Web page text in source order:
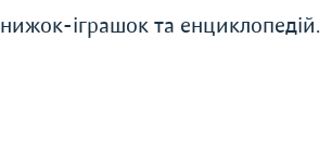
іграшок та енциклопедій.